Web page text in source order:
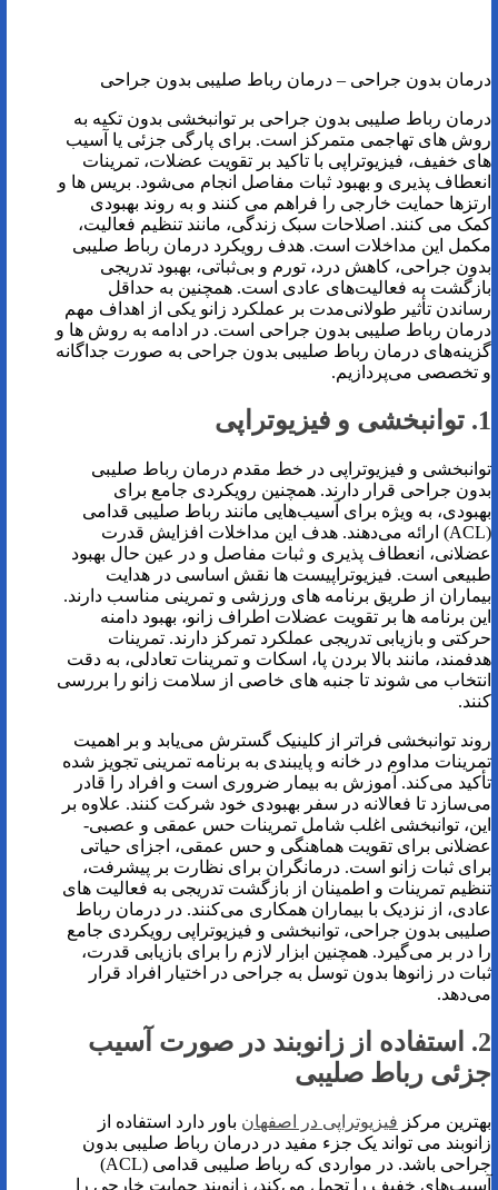
درمان بدون جراحی – درمان رباط صلیبی بدون جراحی
درمان رباط صلیبی بدون جراحی بر توانبخشی بدون تکیه به
روش های تهاجمی متمرکز است. برای پارگی جزئی یا آسیب
های خفیف، فیزیوتراپی با تاکید بر تقویت عضلات، تمرینات
انعطاف پذیری و بهبود ثبات مفاصل انجام می‌شود. بریس ها و
ارتزها حمایت خارجی را فراهم می کنند و به روند بهبودی
کمک می کنند. اصلاحات سبک زندگی، مانند تنظیم فعالیت،
مکمل این مداخلات است. هدف رویکرد درمان رباط صلیبی
بدون جراحی، کاهش درد، تورم و بی‌ثباتی، بهبود تدریجی
بازگشت به فعالیت‌های عادی است. همچنین به حداقل
رساندن تأثیر طولانی‌مدت بر عملکرد زانو یکی از اهداف مهم
درمان رباط صلیبی بدون جراحی است. در ادامه به روش ها و
گزینه‌های درمان رباط صلیبی بدون جراحی به صورت جداگانه
و تخصصی می‌پردازیم.
1. توانبخشی و فیزیوتراپی
توانبخشی و فیزیوتراپی در خط مقدم درمان رباط صلیبی
بدون جراحی قرار دارند. همچنین رویکردی جامع برای
بهبودی، به ویژه برای آسیب‌هایی مانند رباط صلیبی قدامی
(ACL) ارائه می‌دهند. هدف این مداخلات افزایش قدرت
عضلانی، انعطاف پذیری و ثبات مفاصل و در عین حال بهبود
طبیعی است. فیزیوتراپیست ها نقش اساسی در هدایت
بیماران از طریق برنامه های ورزشی و تمرینی مناسب دارند.
این برنامه ها بر تقویت عضلات اطراف زانو، بهبود دامنه
حرکتی و بازیابی تدریجی عملکرد تمرکز دارند. تمرینات
هدفمند، مانند بالا بردن پا، اسکات و تمرینات تعادلی، به دقت
انتخاب می شوند تا جنبه های خاصی از سلامت زانو را بررسی
کنند.
روند توانبخشی فراتر از کلینیک گسترش می‌یابد و بر اهمیت
تمرینات مداوم در خانه و پایبندی به برنامه تمرینی تجویز شده
تأکید می‌کند. آموزش به بیمار ضروری است و افراد را قادر
می‌سازد تا فعالانه در سفر بهبودی خود شرکت کنند. علاوه بر
این، توانبخشی اغلب شامل تمرینات حس عمقی و عصبی-
عضلانی برای تقویت هماهنگی و حس عمقی، اجزای حیاتی
برای ثبات زانو است. درمانگران برای نظارت بر پیشرفت،
تنظیم تمرینات و اطمینان از بازگشت تدریجی به فعالیت های
عادی، از نزدیک با بیماران همکاری می‌کنند. در درمان رباط
صلیبی بدون جراحی، توانبخشی و فیزیوتراپی رویکردی جامع
را در بر می‌گیرد. همچنین ابزار لازم را برای بازیابی قدرت،
ثبات در زانوها بدون توسل به جراحی در اختیار افراد قرار
می‌دهد.
2. استفاده از زانوبند در صورت آسیب
جزئی رباط صلیبی
بهترین مرکز فیزیوتراپی در اصفهان باور دارد استفاده از
زانوبند می تواند یک جزء مفید در درمان رباط صلیبی بدون
جراحی باشد. در مواردی که رباط صلیبی قدامی (ACL)
آسیب‌های خفیف را تحمل می‌کند، زانوبند حمایت خارجی را